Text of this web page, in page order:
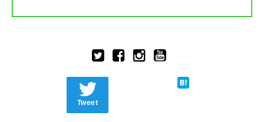
Tweet